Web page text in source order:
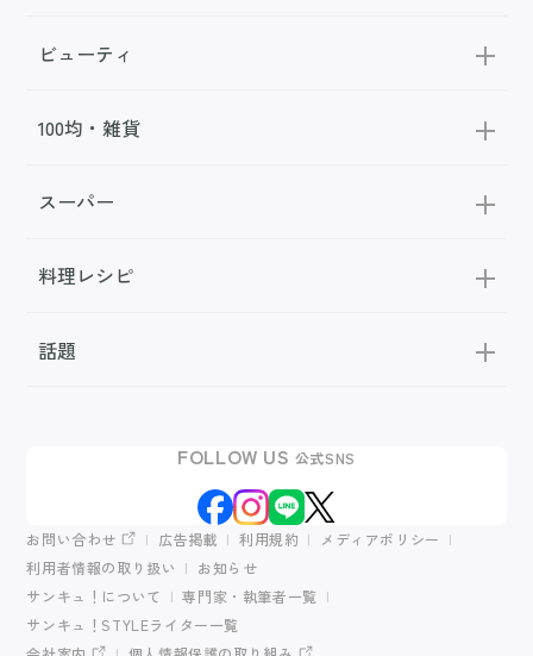
ビューティ
100均・雑貨
スーパー
料理レシピ
話題
FOLLOW US 公式SNS
お問い合わせ 広告掲載 利用規約
メディアポリシー
利用者情報の取り扱い
お知らせ
サンキュ！について
専門家・執筆者一覧
サンキュ！STYLEライター一覧